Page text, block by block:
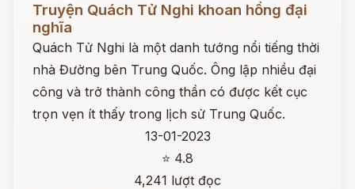
Truyện Quách Tử Nghi khoan hồng đại
nghĩa
Quách Tử Nghi là một danh tướng nổi tiếng thời
nhà Đường bên Trung Quốc. Ông lập nhiều đại
công và trở thành công thần có được kết cục
trọn vẹn ít thấy trong lịch sử Trung Quốc.
13-01-2023
⭐ 4.8
4,241 lượt đọc